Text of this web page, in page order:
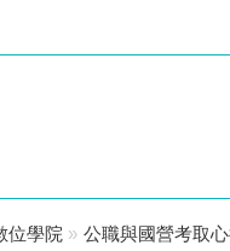
位學院 » 公職與國營考取